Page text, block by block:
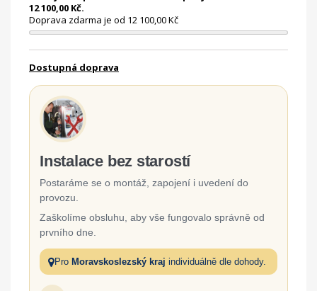
12 100,00 Kč.
Doprava zdarma je od 12 100,00 Kč
Dostupná doprava
Instalace bez starostí
Postaráme se o montáž, zapojení i uvedení do
provozu.
Zaškolíme obsluhu, aby vše fungovalo správně od
prvního dne.
Pro Moravskoslezský kraj individuálně dle dohody.